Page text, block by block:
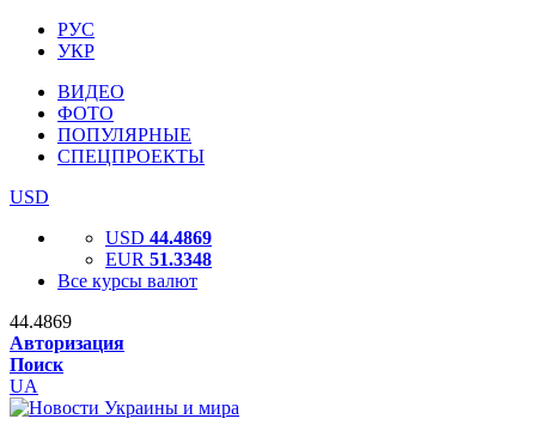
РУС
УКР
ВИДЕО
ФОТО
ПОПУЛЯРНЫЕ
СПЕЦПРОЕКТЫ
USD
USD 44.4869
EUR 51.3348
Все курсы валют
44.4869
Авторизация
Поиск
UA